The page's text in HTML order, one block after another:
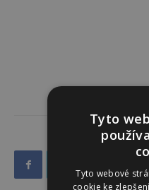
Tyto
Tyto webové
cookie ke